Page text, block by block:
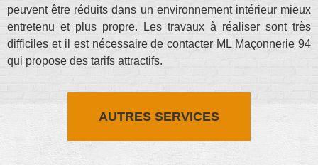
peuvent être réduits dans un environnement intérieur mieux
entretenu et plus propre. Les travaux à réaliser sont très
difficiles et il est nécessaire de contacter ML Maçonnerie 94
qui propose des tarifs attractifs.
AUTRES SERVICES